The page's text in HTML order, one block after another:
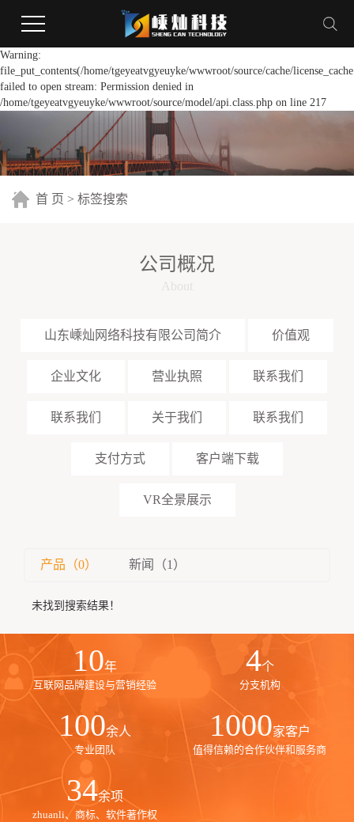
Warning:
file_put_contents(/home/tgeyeatvgyeuyke/wwwroot/source/cache/
failed to open stream: Permission denied in
/home/tgeyeatvgyeuyke/wwwroot/source/model/api.class.php on line 217
首 页 > 标签搜索
公司概况
山东嵊灿网络科技有限公司简介 价值观
企业文化 营业执照 联系我们
联系我们 关于我们 联系我们
支付方式 客户端下载
VR全景展示
产品（0） 新闻（1）
未找到搜索结果！
10年
互联网品牌建设与营销经验
4个
分支机构
100余人
专业团队
1000家客户
值得信赖的合作伙伴和服务商
35余项
zhuanli、商标、软件著作权